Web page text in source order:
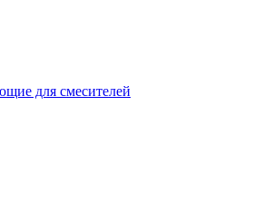
для смесителей